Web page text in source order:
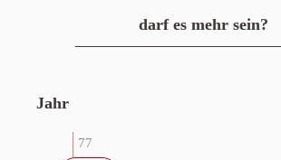
darf es mehr sein?
Jahr
77